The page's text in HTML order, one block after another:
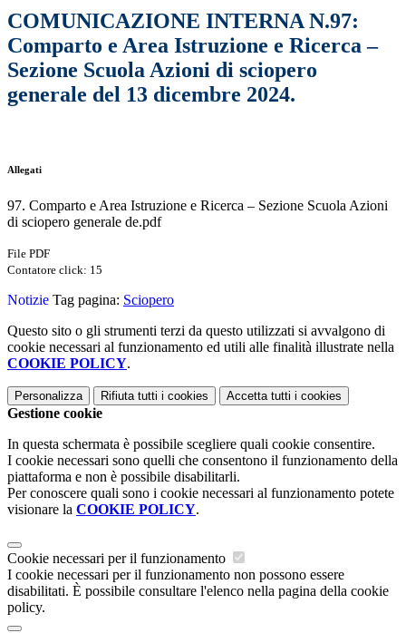
COMUNICAZIONE INTERNA N.97:
Comparto e Area Istruzione e Ricerca –
Sezione Scuola Azioni di sciopero
generale del 13 dicembre 2024.
Allegati
97. Comparto e Area Istruzione e Ricerca – Sezione Scuola Azioni
di sciopero generale de.pdf
File PDF
Contatore click: 15
Notizie Tag pagina: Sciopero
Questo sito o gli strumenti terzi da questo utilizzati si avvalgono di
cookie necessari al funzionamento ed utili alle finalità illustrate nella
COOKIE POLICY.
Personalizza Rifiuta tutti i cookies Accetta tutti i cookies
Gestione cookie
In questa schermata è possibile scegliere quali cookie consentire.
I cookie necessari sono quelli che consentono il funzionamento della
piattaforma e non è possibile disabilitarli.
Per conoscere quali sono i cookie necessari al funzionamento potete
visionare la COOKIE POLICY.
Cookie necessari per il funzionamento
I cookie necessari per il funzionamento non possono essere
disabilitati. È possibile consultare l'elenco nella pagina della cookie
policy.